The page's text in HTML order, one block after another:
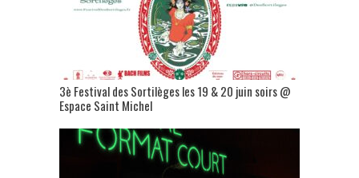
3è Festival des Sortilèges les 19 & 20 juin soirs @
Espace Saint Michel